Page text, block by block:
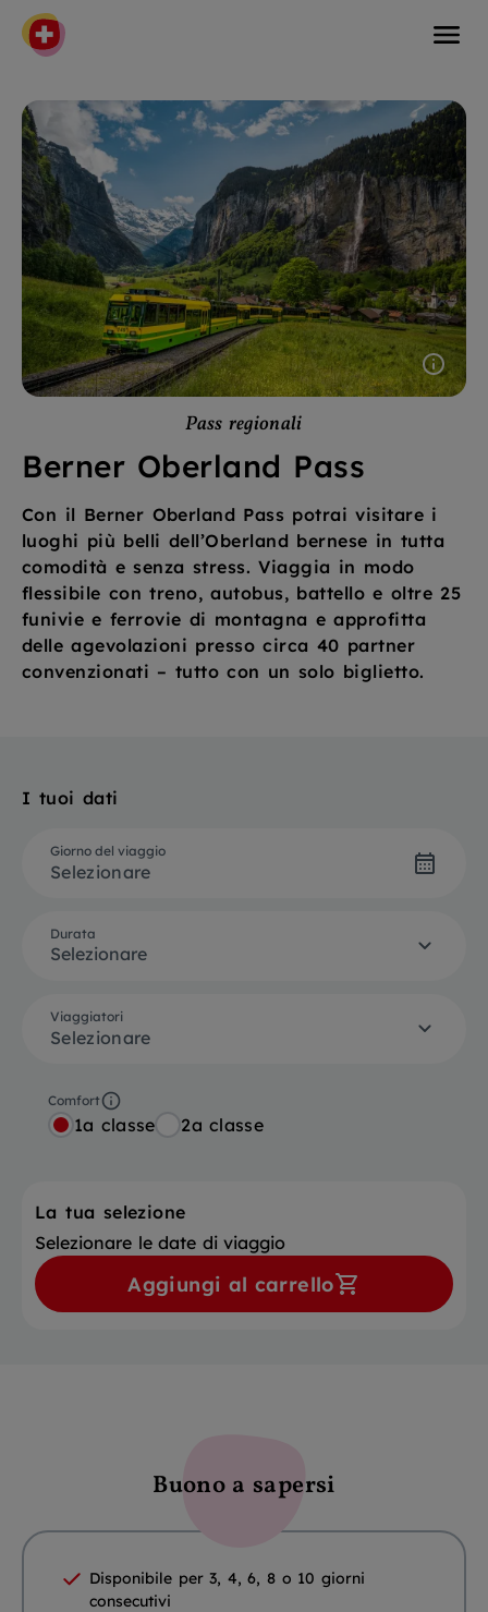
Pass regionali
Berner Oberland Pass
Con il Berner Oberland Pass potrai visitare i
luoghi più belli dell’Oberland bernese in tutta
comodità e senza stress. Viaggia in modo
flessibile con treno, autobus, battello e oltre 25
funivie e ferrovie di montagna e approfitta
delle agevolazioni presso circa 40 partner
convenzionati – tutto con un solo biglietto.
I tuoi dati
Giorno del viaggio
Selezionare
Durata
Selezionare
Viaggiatori
Selezionare
Comfort
1a classe 2a classe
La tua selezione
Selezionare le date di viaggio
Aggiungi al carrello
Buono a sapersi
Disponibile per 3, 4, 6, 8 o 10 giorni
consecutivi